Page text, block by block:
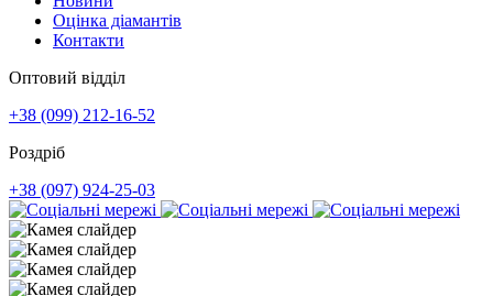
Оцінка діамантів
Контакти
Оптовий відділ
+38 (099) 212-16-52
Роздріб
+38 (097) 924-25-03